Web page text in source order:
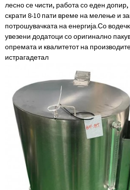
лесно се чисти, работа со еден
скрати 8-10 пати време на мелење и
потрошувачката на енергија.Со
увезени додатоци со оригинално
опремата и квалитетот на
истрагадетал